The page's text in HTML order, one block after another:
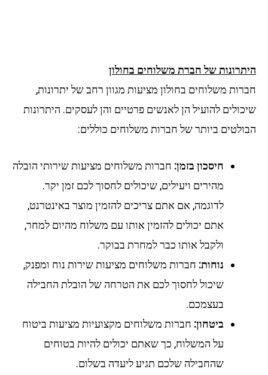
של חברת משלוחים בחולון
משלוחים בחולון מציעות מגוון רחב של יתרונות,
להועיל הן לאנשים פרטיים והן לעסקים. היתרונות
ביותר של חברות משלוחים כוללים:
חיסכון בזמן: חברות משלוחים מציעות שירותי הובלה
מהירים ויעילים, שיכולים לחסוך לכם זמן יקר.
לדוגמה, אם אתם צריכים להזמין מוצר באינטרנט,
אתם יכולים להזמין אותו עם משלוח מהיום למחר,
ולקבל אותו כבר למחרת בבוקר.
נוחות:חברות משלוחים מציעות שירות נוח ומפנק,
שיכול לחסוך לכם את הטרחה של הובלת החבילה
בעצמכם.
ביטחון:חברות משלוחים מקצועיות מציעות ביטוח
על המשלוח, כך שאתם יכולים להיות בטוחים
שהחבילה שלכם תגיע ליעדה בשלום.